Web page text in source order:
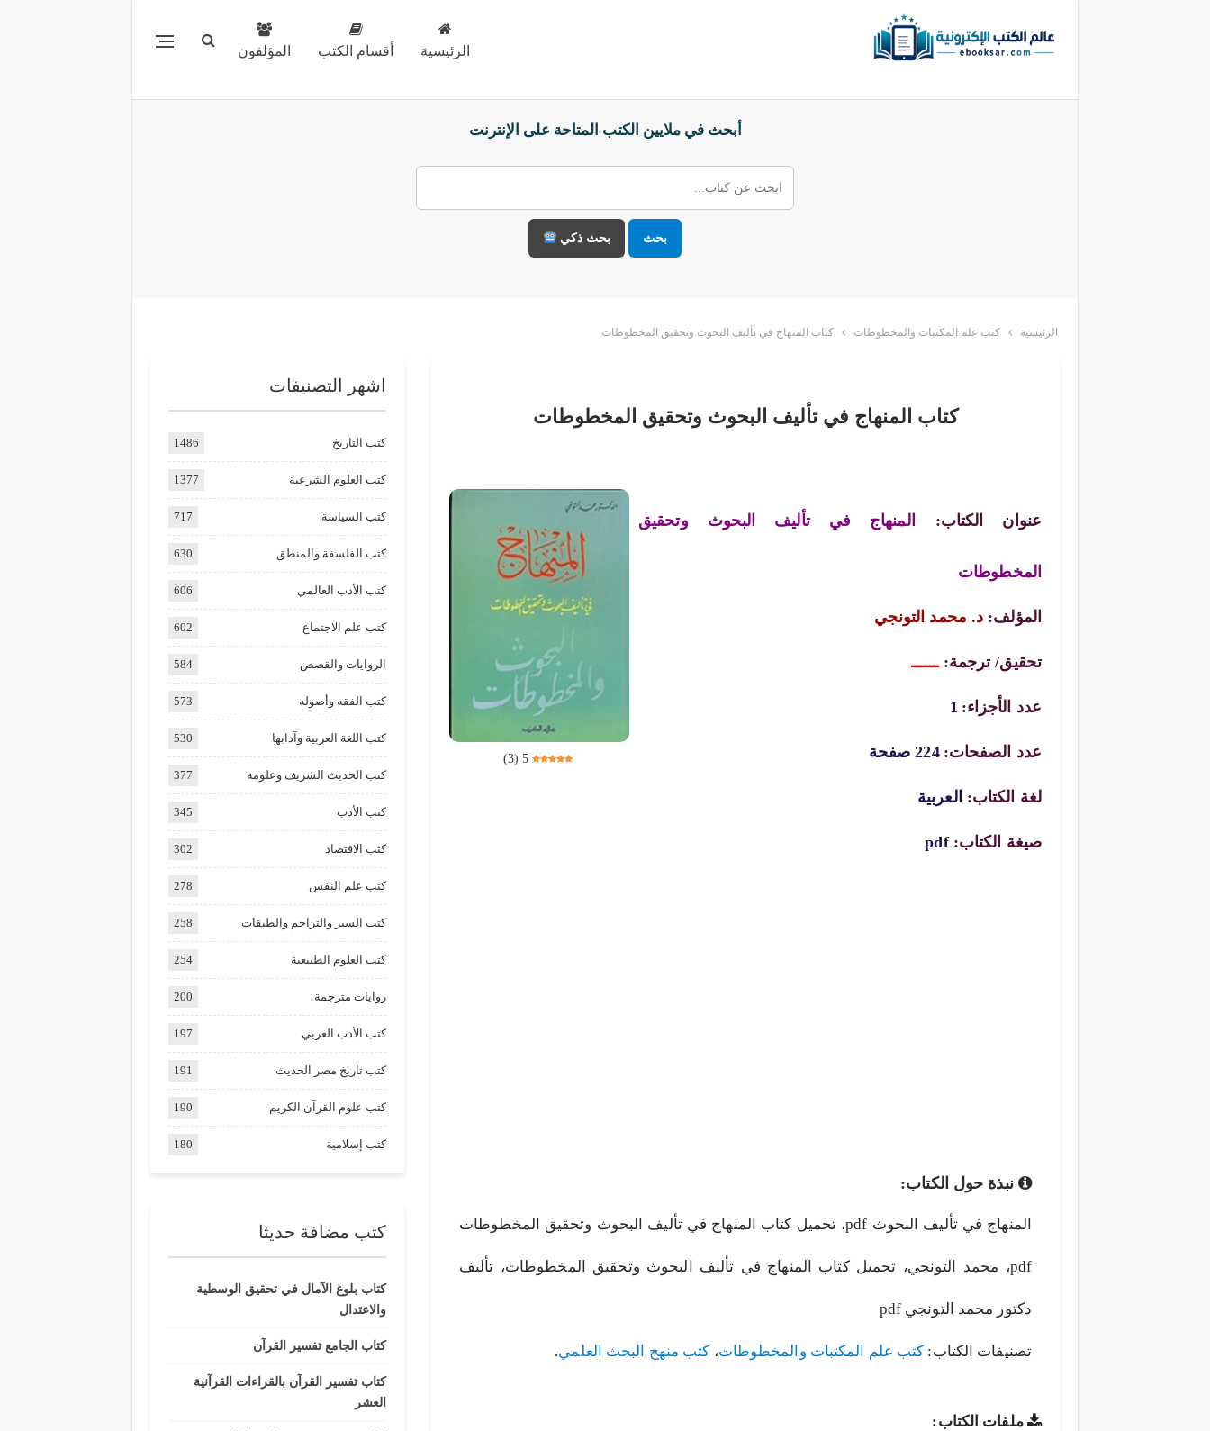
الرئيسية أقسام الكتب المؤلفون
أبحث في ملايين الكتب المتاحة على الإنترنت
بحث بحث ذكي
الرئيسية كتب علم المكتبات والمخطوطات كتاب المنهاج في تأليف البحوث وتحقيق المخطوطات
كتاب المنهاج في تأليف البحوث وتحقيق المخطوطات
5
(
3
)
عنوان الكتاب: المنهاج في تأليف البحوث وتحقيق
المخطوطات
المؤلف: د. محمد التونجي
تحقيق/ ترجمة: ــــــ
عدد الأجزاء: 1
عدد الصفحات: 224 صفحة
لغة الكتاب: العربية
صيغة الكتاب: pdf
نبذة حول الكتاب:
المنهاج في تأليف البحوث pdf، تحميل كتاب المنهاج في تأليف البحوث وتحقيق المخطوطات
pdf، محمد التونجي، تحميل كتاب المنهاج في تأليف البحوث وتحقيق المخطوطات، تأليف
دكتور محمد التونجي pdf
تصنيفات الكتاب: كتب علم المكتبات والمخطوطات، كتب منهج البحث العلمي.
ملفات الكتاب:
اشهر التصنيفات
كتب التاريخ 1486
كتب العلوم الشرعية 1377
كتب السياسة 717
كتب الفلسفة والمنطق 630
كتب الأدب العالمي 606
كتب علم الاجتماع 602
الروايات والقصص 584
كتب الفقه وأصوله 573
كتب اللغة العربية وآدابها 530
كتب الحديث الشريف وعلومه 377
كتب الأدب 345
كتب الاقتصاد 302
كتب علم النفس 278
كتب السير والتراجم والطبقات 258
كتب العلوم الطبيعية 254
روايات مترجمة 200
كتب الأدب العربي 197
كتب تاريخ مصر الحديث 191
كتب علوم القرآن الكريم 190
كتب إسلامية 180
كتب مضافة حديثا
كتاب بلوغ الآمال في تحقيق الوسطية
والاعتدال
كتاب الجامع تفسير القرآن
كتاب تفسير القرآن بالقراءات القرآنية
العشر